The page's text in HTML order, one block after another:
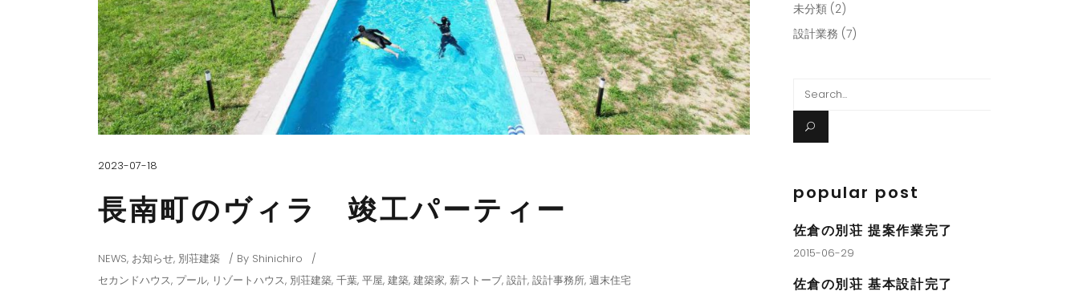
2023-07-18
長南町のヴィラ 竣工パーティー
NEWS, お知らせ, 別荘建築 By Shinichiro
セカンドハウス, プール, リゾートハウス, 別荘建築, 千葉, 平屋, 建築, 建築家, 薪ストーブ, 設計, 設計事務所, 週末住宅
未分類(2)
設計業務 (7)
Search
for:
popular post
佐倉の別荘 提案作業完了
2015-06-29
佐倉の別荘 基本設計完了